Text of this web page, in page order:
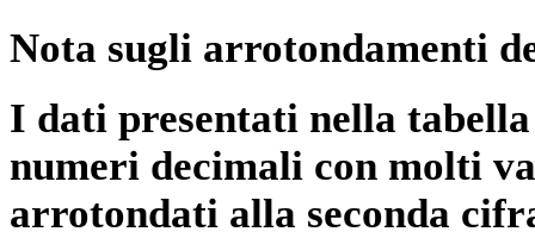
Nota sugli arrotondamenti
I dati presentati nella
numeri decimali con molti
arrotondati alla seconda